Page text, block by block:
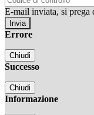
E-mail inviata, si prega
Errore
Chiudi
Successo
Chiudi
Informazione